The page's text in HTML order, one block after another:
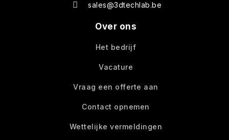
sales@3dtechlab.be
Over ons
Het bedrijf
Vacature
Vraag een offerte aan
Contact opnemen
Wettelijke vermeldingen